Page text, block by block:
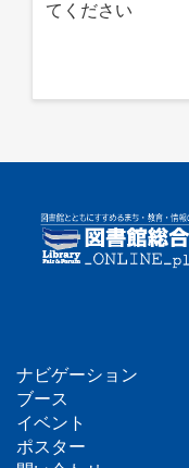
てください
フ
ッ
ナビゲーション
ブース
イベント
ポスター